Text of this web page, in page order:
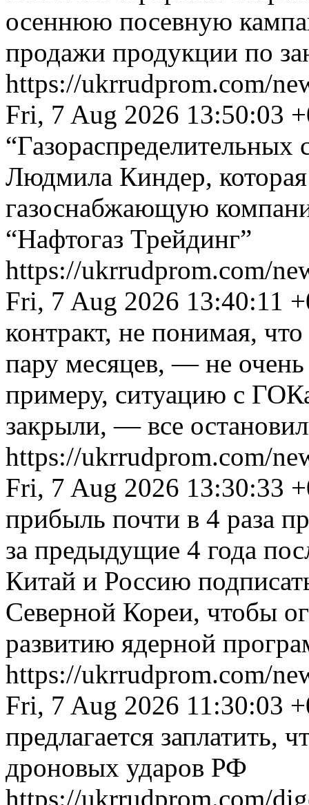
осеннюю посевную
продажи продукции по
https://ukrrudprom.com/
Fri, 7 Aug 2026 13:50:03
“Газораспределительных
Людмила Киндер, которая
газоснабжающую
“Нафтогаз Трейдинг”
https://ukrrudprom.com/
Fri, 7 Aug 2026 13:40:11
контракт, не понимая,
пару месяцев, — не очень
примеру, ситуацию с
закрыли, — все
https://ukrrudprom.com/
Fri, 7 Aug 2026 13:30:33
прибыль почти в 4 раза
за предыдущие 4 года
Китай и Россию
Северной Кореи, чтобы
развитию ядерной
https://ukrrudprom.com/
Fri, 7 Aug 2026 11:30:03
предлагается заплатить,
дроновых ударов РФ
https://ukrrudprom.com/